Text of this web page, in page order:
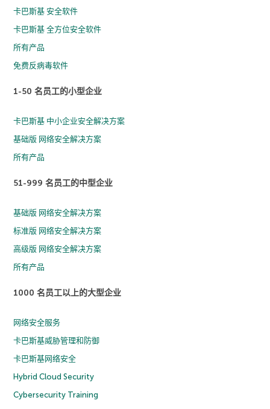
卡巴斯基 安全软件
卡巴斯基 全方位安全软件
所有产品
免费反病毒软件
1-50 名员工的小型企业
卡巴斯基 中小企业安全解决方案
基础版 网络安全解决方案
所有产品
51-999 名员工的中型企业
基础版 网络安全解决方案
标准版 网络安全解决方案
高级版 网络安全解决方案
所有产品
1000 名员工以上的大型企业
网络安全服务
卡巴斯基威胁管理和防御
卡巴斯基网络安全
Hybrid Cloud Security
Cybersecurity Training